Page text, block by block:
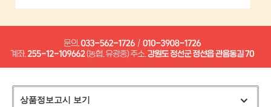
상품정보고시 보기